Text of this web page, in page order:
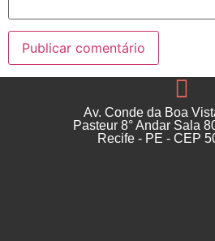
Av. Conde da Boa
Pasteur 8° Andar Sala
Recife - PE - CEP